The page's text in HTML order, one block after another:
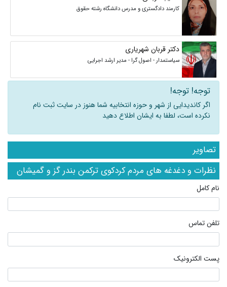
کارمند دادگستری و مدرس دانشگاه رشته حقوق
دکتر قربان شهریاری
سیاستمدار - اصول گرا - مدیر ارشد اجرایی
توجه! توجه!
اگر کاندیدایی از شهر و حوزه انتخابیه شما هنوز در سایت ثبت نام
نکرده است، لطفا به ایشان اطلاع دهید
تصاویر
نظرات و دغدغه های مردم کردکوی ترکمن بندر گز و گمیشان
نام کامل
تلفن تماس
پست الکترونیک